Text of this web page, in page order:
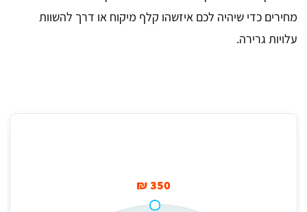
מחירים כדי שיהיה לכם איזשהו קלף מיקוח או דרך להשוות
עלויות גרירה.
350 ₪